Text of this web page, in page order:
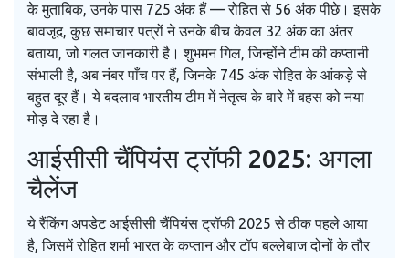
के मुताबिक, उनके पास 725 अंक हैं — रोहित से 56 अंक पीछे। इसके
बावजूद, कुछ समाचार पत्रों ने उनके बीच केवल 32 अंक का अंतर
बताया, जो गलत जानकारी है। शुभमन गिल, जिन्होंने टीम की कप्तानी
संभाली है, अब नंबर पाँच पर हैं, जिनके 745 अंक रोहित के आंकड़े से
बहुत दूर हैं। ये बदलाव भारतीय टीम में नेतृत्व के बारे में बहस को नया
मोड़ दे रहा है।
आईसीसी चैंपियंस ट्रॉफी 2025: अगला
चैलेंज
ये रैंकिंग अपडेट आईसीसी चैंपियंस ट्रॉफी 2025 से ठीक पहले आया
है, जिसमें रोहित शर्मा भारत के कप्तान और टॉप बल्लेबाज दोनों के तौर